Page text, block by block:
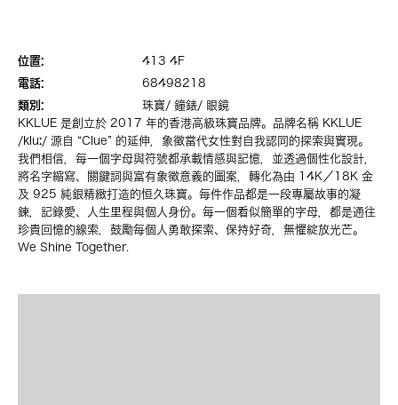
位置:
413 4F
電話:
68498218
類別:
珠寶/ 鐘錶/ 眼鏡
KKLUE 是創立於 2017 年的香港高級珠寶品牌。品牌名稱 KKLUE
/kluː/ 源自 “Clue” 的延伸，象徵當代女性對自我認同的探索與實現。
我們相信，每一個字母與符號都承載情感與記憶，並透過個性化設計，
將名字縮寫、關鍵詞與富有象徵意義的圖案，轉化為由 14K／18K 金
及 925 純銀精緻打造的恒久珠寶。每件作品都是一段專屬故事的凝
鍊，記錄愛、人生里程與個人身份。每一個看似簡單的字母，都是通往
珍貴回憶的線索，鼓勵每個人勇敢探索、保持好奇，無懼綻放光芒。
We Shine Together.